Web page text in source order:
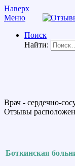
Наверх
Меню
Поиск
Найти:
Врач - сердечно-
Отзывы
Боткинская